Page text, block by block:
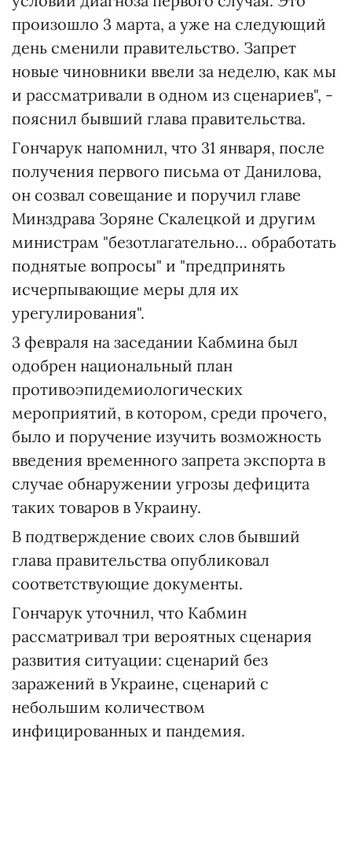
произошло 3 марта, а уже на следующий
день сменили правительство. Запрет
новые чиновники ввели за неделю, как мы
и рассматривали в одном из сценариев", -
пояснил бывший глава правительства.
Гончарук напомнил, что 31 января, после
получения первого письма от Данилова,
он созвал совещание и поручил главе
Минздрава Зоряне Скалецкой и другим
министрам "безотлагательно… обработать
поднятые вопросы" и "предпринять
исчерпывающие меры для их
урегулирования".
3 февраля на заседании Кабмина был
одобрен национальный план
противоэпидемиологических
мероприятий, в котором, среди прочего,
было и поручение изучить возможность
введения временного запрета экспорта в
случае обнаружении угрозы дефицита
таких товаров в Украину.
В подтверждение своих слов бывший
глава правительства опубликовал
соответствующие документы.
Гончарук уточнил, что Кабмин
рассматривал три вероятных сценария
развития ситуации: сценарий без
заражений в Украине, сценарий с
небольшим количеством
инфицированных и пандемия.